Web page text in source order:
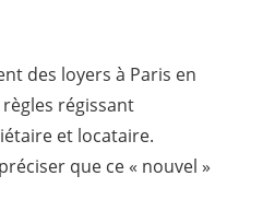
des loyers à Paris en
régissant
et locataire.
que ce « nouvel »